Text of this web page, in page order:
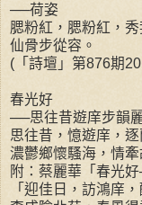
──荷姿
腮粉紅，腮粉紅，
仙骨步從容。
(「詩壇」第876期
春光好
──思往昔遊庠步韻
思往昔，憶遊庠，
濃鬱鄉懷騷海，情
附：蔡麗華「春光
「迎佳日，訪鴻庠